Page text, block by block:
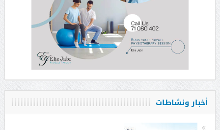
أخبار ونشاطات